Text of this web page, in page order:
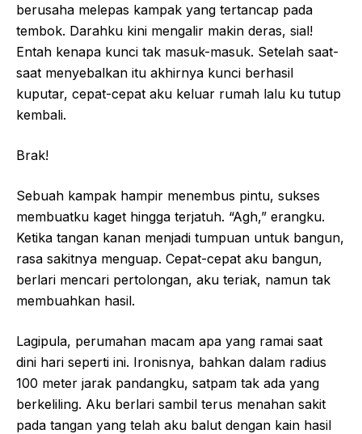
berusaha melepas kampak yang tertancap pada
tembok. Darahku kini mengalir makin deras, sial!
Entah kenapa kunci tak masuk-masuk. Setelah saat-
saat menyebalkan itu akhirnya kunci berhasil
kuputar, cepat-cepat aku keluar rumah lalu ku tutup
kembali.
Brak!
Sebuah kampak hampir menembus pintu, sukses
membuatku kaget hingga terjatuh. “Agh,” erangku.
Ketika tangan kanan menjadi tumpuan untuk bangun,
rasa sakitnya menguap. Cepat-cepat aku bangun,
berlari mencari pertolongan, aku teriak, namun tak
membuahkan hasil.
Lagipula, perumahan macam apa yang ramai saat
dini hari seperti ini. Ironisnya, bahkan dalam radius
100 meter jarak pandangku, satpam tak ada yang
berkeliling. Aku berlari sambil terus menahan sakit
pada tangan yang telah aku balut dengan kain hasil